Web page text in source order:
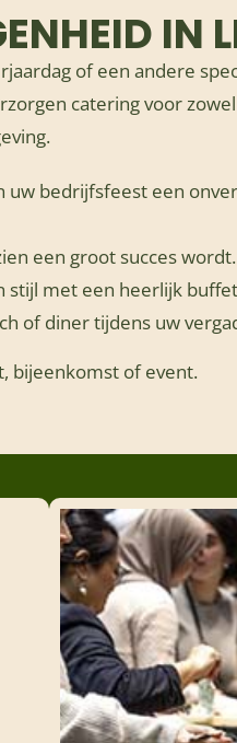
IN
of een andere
catering voor
uw bedrijfsfeest een
een groot succes wordt.
stijl met een heerlijk
of diner tijdens uw
bijeenkomst of event.